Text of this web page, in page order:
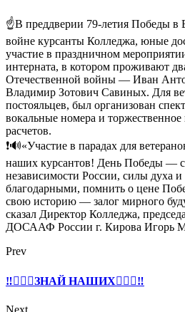
☝В преддверии 79-летия Победы в
войне курсанты Колледжа, юные
участие в праздничном
интерната, в котором проживают
Отечественной войны — Иван
Владимир Зотович Савиных. Для
постояльцев, был организован
вокальные номера и
расчетов.
❗🔊«Участие в парадах для
наших курсантов! День Победы —
независимости России, силы духа
благодарными, помнить о цене
свою историю — залог мирного
сказал Директор Колледжа,
ДОСААФ России г. Кирова Игорь
Prev
‼🏊🏻‍♂ЗНАЙ НАШИХ🏊🏻‍♂‼
Next